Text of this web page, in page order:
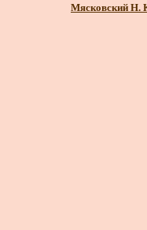
Мясковский